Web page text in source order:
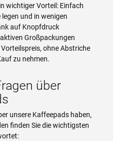
wichtiger Vorteil: Einfach
und in wenigen
auf Knopfdruck
Großpackungen
ohne Abstriche
zu nehmen.
über
unsere Kaffeepads haben,
finden Sie die wichtigsten